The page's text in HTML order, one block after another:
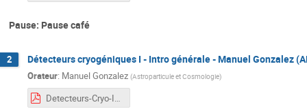
Pause: Pause café
2 Détecteurs cryogéniques I - Intro générale - Manuel Gonzalez
Orateur: Manuel Gonzalez (Astroparticule et Cosmologie)
Detecteurs-Cryo-I-Gonzalez-Intro.pdf